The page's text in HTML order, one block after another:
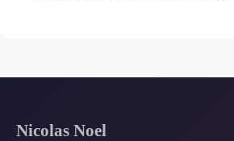
Nicolas Noel